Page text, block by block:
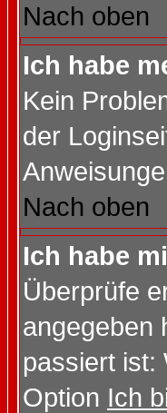
Nach oben
Ich habe
Kein
der
Nach oben
Ich habe
Überprüfe
angegeben
passiert ist:
Option Ich